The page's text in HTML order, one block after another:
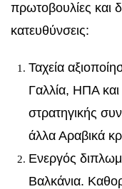
πρωτοβουλίες και
κατευθύνσεις:
Ταχεία
Γαλλία, ΗΠΑ
στρατηγικής
άλλα Αραβικά
Ενεργός
Βαλκάνια.